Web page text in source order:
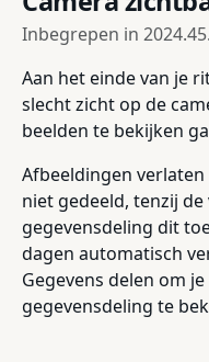
Inbegrepen in
Aan het einde van je
slecht zicht op de
beelden te bekijken
Afbeeldingen
niet gedeeld, tenzij
gegevensdeling dit
dagen automatisch
Gegevens delen om
gegevensdeling te